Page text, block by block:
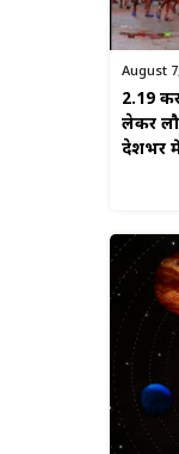
August
2.19
लेकर
देशभर में